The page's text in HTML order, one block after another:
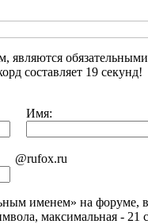
являются
составляет 19 секунд!
Имя:
@rufox.ru
именем» на форуме,
максимальная - 21